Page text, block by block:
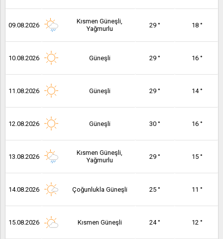
09.08.2026
Kısmen Güneşli,
Yağmurlu
29 ° 18 °
10.08.2026 Güneşli 29 ° 16 °
11.08.2026 Güneşli 29 ° 14 °
12.08.2026 Güneşli 30 ° 16 °
13.08.2026
Kısmen Güneşli,
Yağmurlu
29 ° 15 °
14.08.2026 Çoğunlukla Güneşli 25 ° 11 °
15.08.2026 Kısmen Güneşli 24 ° 12 °